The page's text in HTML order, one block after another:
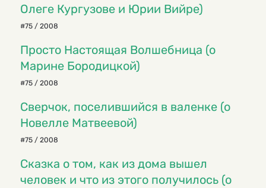
Олеге Кургузове и Юрии Вийре)
#75 / 2008
Просто Настоящая Волшебница (о
Марине Бородицкой)
#75 / 2008
Сверчок, поселившийся в валенке (о
Новелле Матвеевой)
#75 / 2008
Сказка о том, как из дома вышел
человек и что из этого получилось (о